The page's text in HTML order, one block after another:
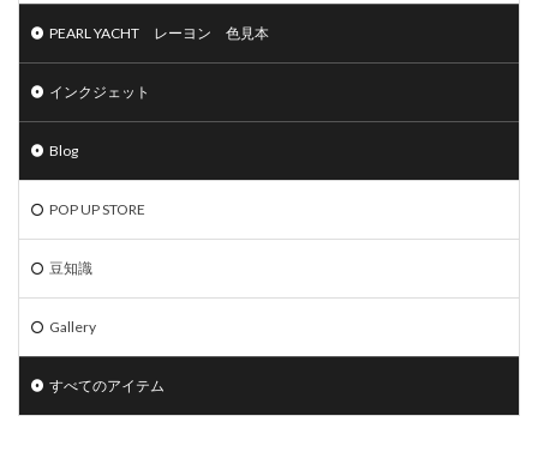
PEARL YACHT レーヨン 色見本
インクジェット
Blog
POP UP STORE
豆知識
Gallery
すべてのアイテム